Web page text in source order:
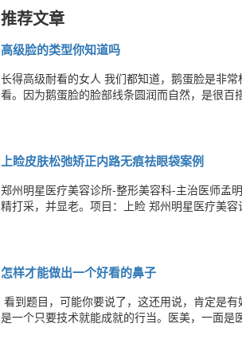
推荐文章
高级脸的类型你知道吗
长得高级耐看的女人 我们都知道，鹅蛋脸是非
看。因为鹅蛋脸的脸部线条圆润而自然，是很
上睑皮肤松弛矫正内路无痕祛眼袋案例
郑州明星医疗美容诊所-整形美容科-主治医师孟
精打采，并显老。项目：上睑 郑州明星医疗美容诊所-整形美容科-主治医师 孟明星 从平顶山赶过来的姑娘，术前基础：眼
怎样才能做出一个好看的鼻子
看到题目，可能你要说了，这还用说，肯定是
是一个只要技术就能成就的行当。医美，一面